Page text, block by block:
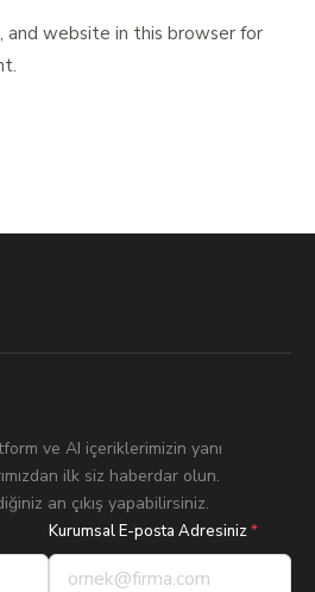
and website in this browser for
ve AI içeriklerimizin yanı
ilk siz haberdar olun.
an çıkış yapabilirsiniz.
Kurumsal E-posta Adresiniz*